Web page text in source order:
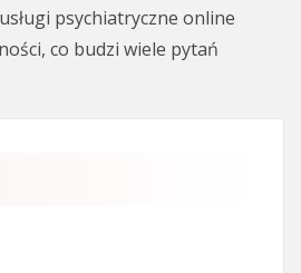
psychiatryczne online
co budzi wiele pytań